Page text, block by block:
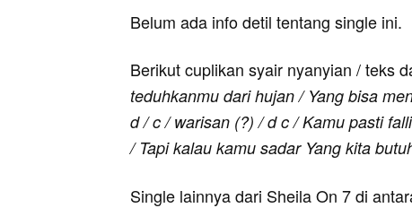
Belum ada info detil tentang single ini.
Berikut cuplikan syair nyanyian / teks
teduhkanmu dari hujan / Yang bisa
d / c / warisan (?) / d c / Kamu pasti
/ Tapi kalau kamu sadar Yang kita
Single lainnya dari Sheila On 7 di